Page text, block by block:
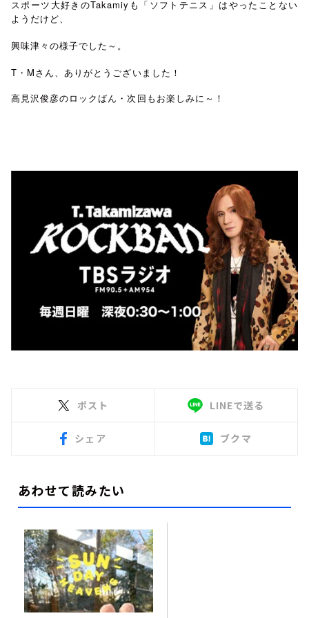
スポーツ大好きのTakamiyも「ソフトテニス」はやったことない
ようだけど、
興味津々の様子でした～。
T・Mさん、ありがとうございました！
高見沢俊彦のロックばん・次回もお楽しみに～！
ポスト LINEで送る
シェア ブクマ
あわせて読みたい